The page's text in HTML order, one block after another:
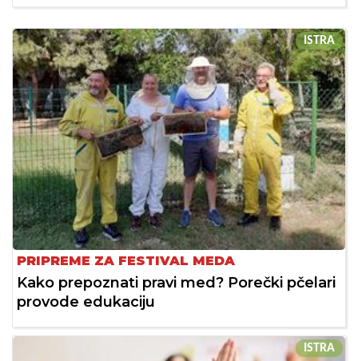
ISTRA
PRIPREME ZA FESTIVAL MEDA
Kako prepoznati pravi med? Porečki pčelari
provode edukaciju
ISTRA